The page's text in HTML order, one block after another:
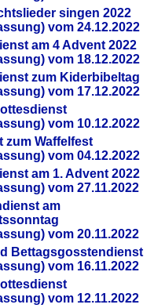
singen 2022
vom 24.12.2022
am 4 Advent 2022
vom 18.12.2022
zum Kiderbibeltag
vom 17.12.2022
vom 10.12.2022
zum Waffelfest
vom 04.12.2022
am 1. Advent 2022
vom 27.11.2022
am
vom 20.11.2022
Bettagsgosstendienst
vom 16.11.2022
vom 12.11.2022